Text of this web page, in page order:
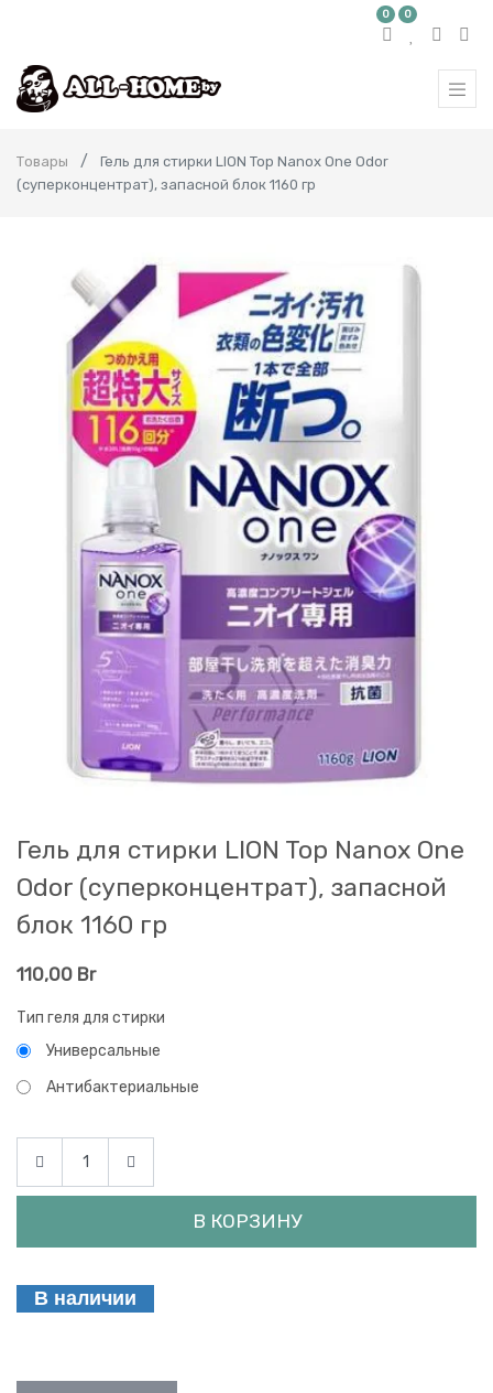
0 0
Товары
Гель для стирки LION Top Nanox One Odor
(суперконцентрат), запасной блок 1160 гр
Гель для стирки LION Top Nanox One
Odor (суперконцентрат), запасной
блок 1160 гр
110,00 Br
Тип геля для стирки
Универсальные
Антибактериальные
В КОРЗИНУ
В наличии